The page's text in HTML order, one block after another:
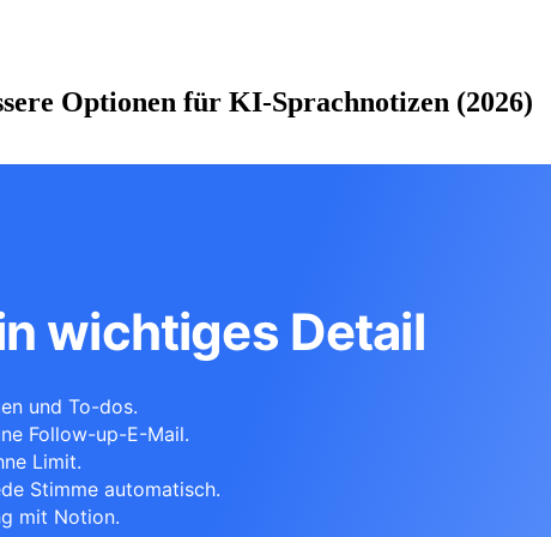
Optionen für KI-Sprachnotizen (2026)
wichtiges Detail
und To-dos.
Follow-up-E-Mail.
Limit.
Stimme automatisch.
mit Notion.